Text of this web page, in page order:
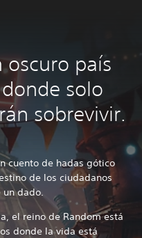
oscuro país
solo
sobrevivir.
cuento de hadas gótico
de los ciudadanos
dado.
el reino de Random está
donde la vida está